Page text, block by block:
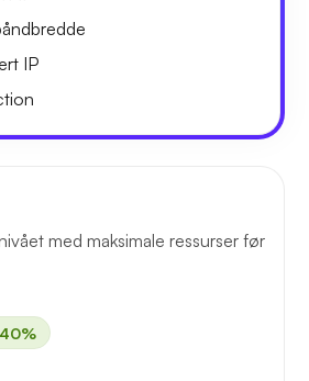
IP
med maksimale ressurser før